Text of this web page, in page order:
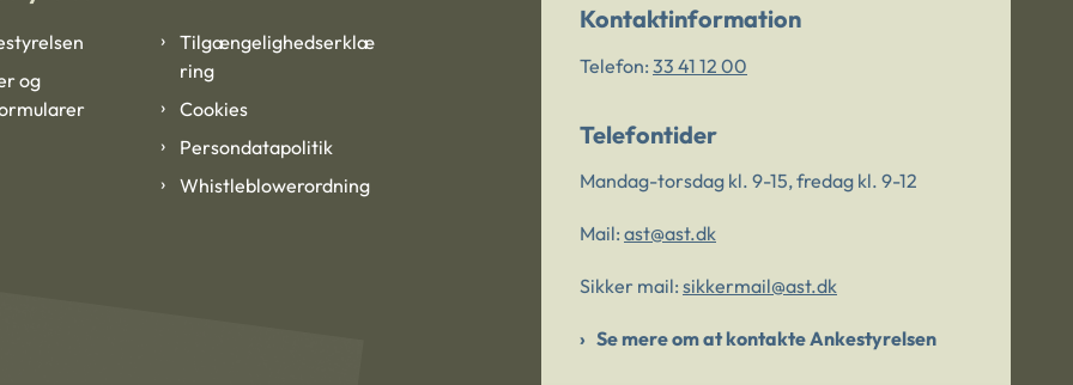
og
Tilgængelighedserklæ
ring
Cookies
Persondatapolitik
Whistleblowerordning
Kontaktinformation
Telefon: 33 41 12 00
Telefontider
Mandag-torsdag kl. 9-15, fredag kl. 9-12
Mail: ast@ast.dk
Sikker mail: sikkermail@ast.dk
Se mere om at kontakte Ankestyrelsen